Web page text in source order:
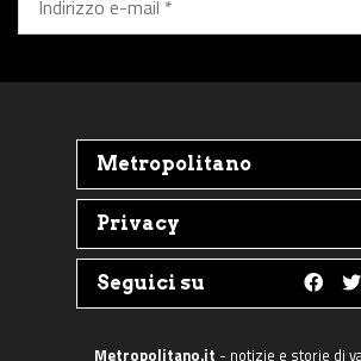
Metropolitano
Privacy
Seguici su
Metropolitano.it - notizie e storie di